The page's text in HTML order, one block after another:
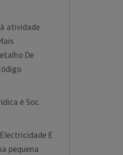
atividade
De
é Soc.
E
pequena